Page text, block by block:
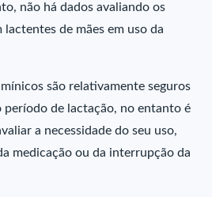
não há dados avaliando os
de mães em uso da
são relativamente seguros
período de lactação, no entanto é
a necessidade do seu uso,
medicação ou da interrupção da